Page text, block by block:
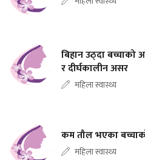
बिहान उठ्दा
र दीर्घकालीन असर
महिला स्वास्थ्य
कम तौल भएका
महिला स्वास्थ्य